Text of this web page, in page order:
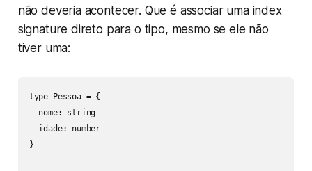
não deveria acontecer. Que é associar uma index
signature direto para o tipo, mesmo se ele não
tiver uma:
type Pessoa = {
  nome: string
  idade: number
}